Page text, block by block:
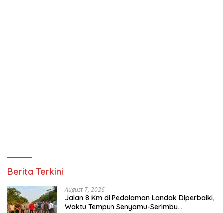
Berita Terkini
August 7, 2026
Jalan 8 Km di Pedalaman Landak Diperbaiki,
Waktu Tempuh Senyamu-Serimbu